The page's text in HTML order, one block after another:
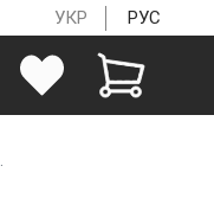
УКР РУС